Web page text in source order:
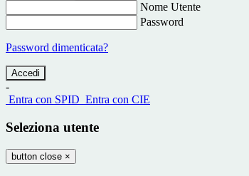
Nome Utente
Password
Password dimenticata?
-
Entra con SPID Entra con CIE
Seleziona utente
button close ×